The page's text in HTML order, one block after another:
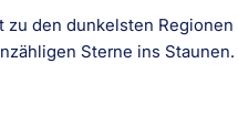
den dunkelsten
Sterne ins Staunen.